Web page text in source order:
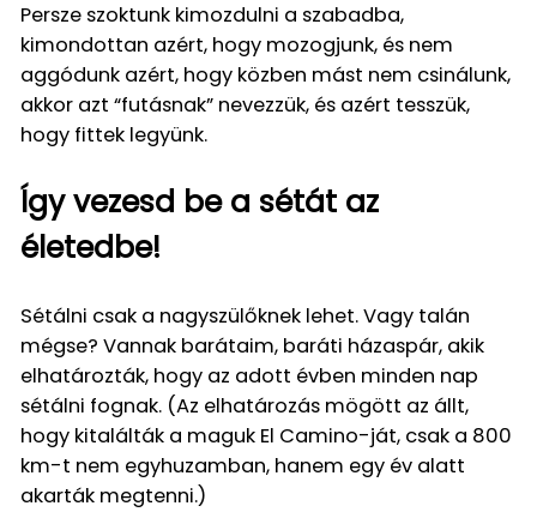
Persze szoktunk kimozdulni a szabadba,
kimondottan azért, hogy mozogjunk, és nem
aggódunk azért, hogy közben mást nem csinálunk,
akkor azt “futásnak” nevezzük, és azért tesszük,
hogy fittek legyünk.
Így vezesd be a sétát az
életedbe!
Sétálni csak a nagyszülőknek lehet. Vagy talán
mégse? Vannak barátaim, baráti házaspár, akik
elhatározták, hogy az adott évben minden nap
sétálni fognak. (Az elhatározás mögött az állt,
hogy kitalálták a maguk El Camino-ját, csak a 800
km-t nem egyhuzamban, hanem egy év alatt
akarták megtenni.)